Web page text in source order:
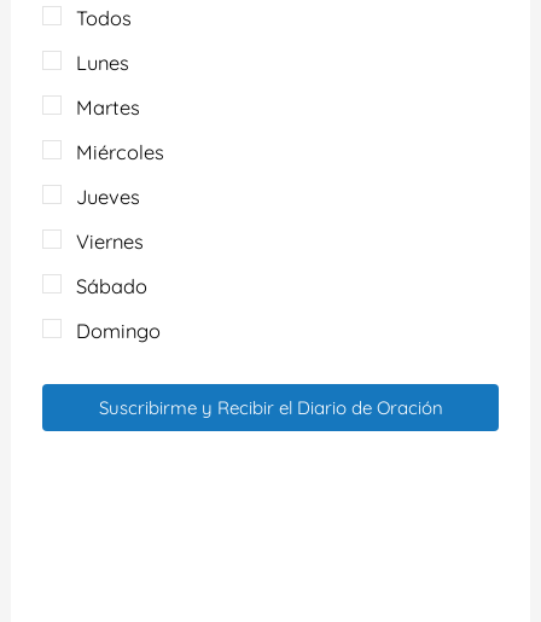
Todos
Lunes
Martes
Miércoles
Jueves
Viernes
Sábado
Domingo
Suscribirme y Recibir el Diario de Oración